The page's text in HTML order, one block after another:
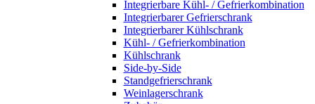
Integrierbare Kühl- / Gefrierkombination
Integrierbarer Gefrierschrank
Integrierbarer Kühlschrank
Kühl- / Gefrierkombination
Kühlschrank
Side-by-Side
Standgefrierschrank
Weinlagerschrank